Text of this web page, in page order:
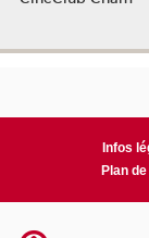
Infos
Plan